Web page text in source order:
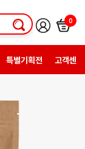
0
특별기획전 고객센터